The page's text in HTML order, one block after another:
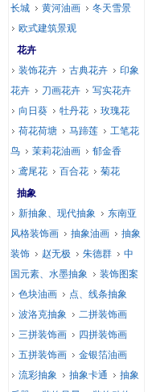
长城
黄河油画
冬天雪景
欧式建筑景观
花卉
装饰花卉
古典花卉
印象
花卉
刀画花卉
写实花卉
向日葵
牡丹花
玫瑰花
荷花荷塘
马蹄莲
工笔花
鸟
茉莉花油画
郁金香
鸢尾花
百合花
菊花
抽象
新抽象、现代抽象
东南亚
风格装饰画
抽象油画
抽象
装饰
赵无极 朱德群
中
国元素、水墨抽象
装饰图案
色块油画
点、线条抽象
波洛克抽象
二拼装饰画
三拼装饰画
四拼装饰画
五拼装饰画
金银箔油画
流彩抽象
抽象卡通
抽象